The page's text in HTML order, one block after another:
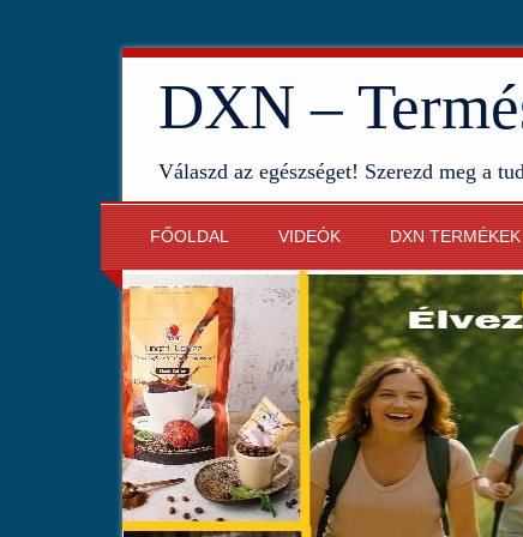
DXN –
Válaszd az egészséget! Szerezd meg a
FŐOLDAL VIDEÓK DXN TERMÉKEK